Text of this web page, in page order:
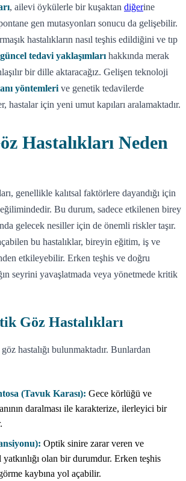
, ailevi öykülerle bir kuşaktan diğerine
gen mutasyonları sonucu da gelişebilir.
hastalıkların nasıl teşhis edildiğini ve tıp
güncel tedavi yaklaşımları hakkında merak
bir dille aktaracağız. Gelişen teknoloji
yöntemleri ve genetik tedavilerde
hastalar için yeni umut kapıları aralamaktadır.
Hastalıkları Neden
genellikle kalıtsal faktörlere dayandığı için
Bu durum, sadece etkilenen birey
gelecek nesiller için de önemli riskler taşır.
bu hastalıklar, bireyin eğitim, iş ve
etkileyebilir. Erken teşhis ve doğru
seyrini yavaşlatmada veya yönetmede kritik
Göz Hastalıkları
hastalığı bulunmaktadır. Bunlardan
(Tavuk Karası): Gece körlüğü ve
daralması ile karakterize, ilerleyici bir
Optik sinire zarar veren ve
yatkınlığı olan bir durumdur. Erken teşhis
kaybına yol açabilir.